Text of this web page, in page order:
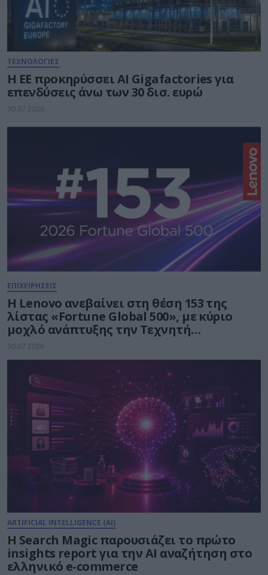
ΤΕΧΝΟΛΟΓΙΕΣ
Η ΕΕ προκηρύσσει AI Gigafactories για
επενδύσεις άνω των 30 δισ. ευρώ
30.07.2026
ΕΠΙΧΕΙΡΗΣΕΙΣ
Η Lenovo ανεβαίνει στη θέση 153 της
λίστας «Fortune Global 500», με κύριο
μοχλό ανάπτυξης την Τεχνητή
Νοημοσύνη
30.07.2026
ARTIFICIAL INTELLIGENCE (AI)
Η Search Magic παρουσιάζει το πρώτο
insights report για την AI αναζήτηση στο
ελληνικό e-commerce